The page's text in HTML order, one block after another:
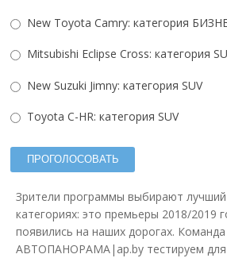
New Toyota Camry: категория
Mitsubishi Eсlipse Cross: категория
New Suzuki Jimny: категория SUV
Toyota C-HR: категория SUV
Зрители программы выбирают
категориях: это премьеры 2018/2019
появились на наших дорогах. Команда
АВТОПАНОРАМА|ap.by тестируем для